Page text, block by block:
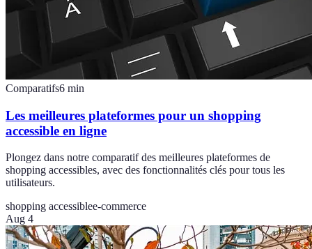
Comparatifs6 min
Les meilleures plateformes pour un shopping
accessible en ligne
Plongez dans notre comparatif des meilleures plateformes de
shopping accessibles, avec des fonctionnalités clés pour tous les
utilisateurs.
shopping accessiblee-commerce
Aug 4